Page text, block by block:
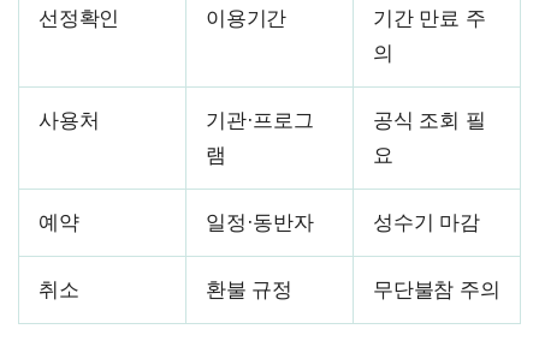
선정확인 이용기간
기간 만료 주
의
사용처
기관·프로그
램
공식 조회 필
요
예약 일정·동반자 성수기 마감
취소 환불 규정 무단불참 주의